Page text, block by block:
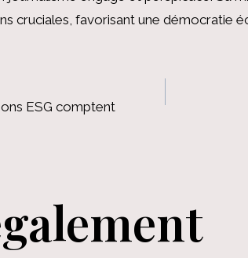
cruciales, favorisant une démocratie
ESG comptent